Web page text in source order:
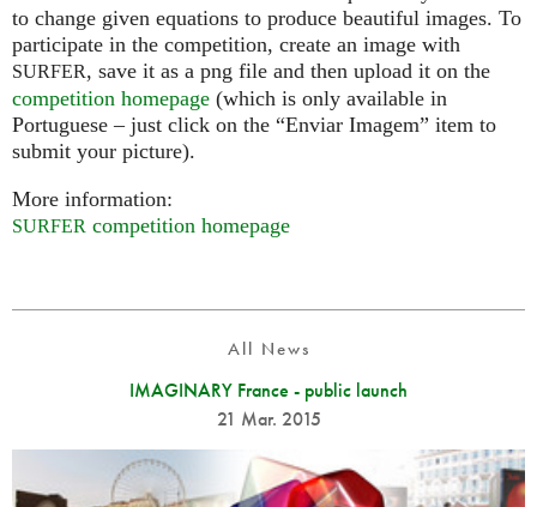
to change given equations to produce beautiful images. To
participate in the competition, create an image with
SURFER, save it as a png file and then upload it on the
competition homepage (which is only available in
Portuguese – just click on the “Enviar Imagem” item to
submit your picture).
More information:
SURFER competition homepage
All News
IMAGINARY France - public launch
21 Mar. 2015